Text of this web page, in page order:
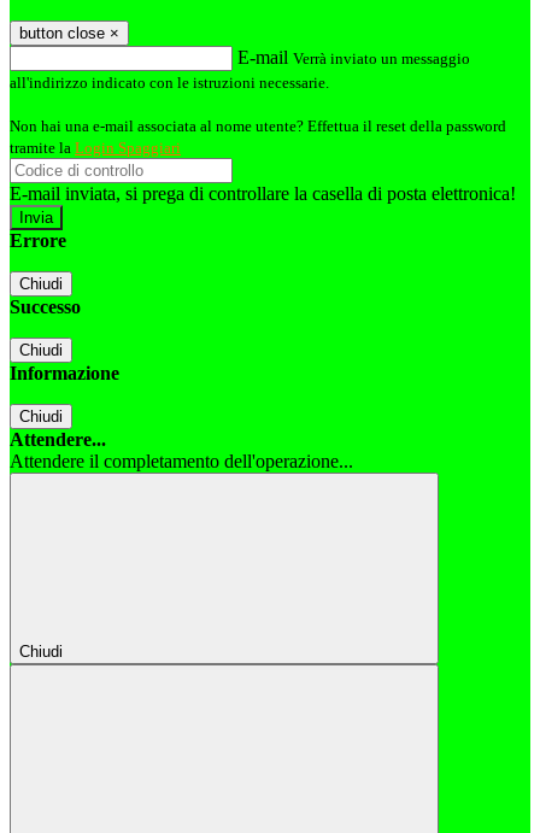
button close ×
E-mail Verrà inviato un messaggio
all'indirizzo indicato con le istruzioni necessarie.
Non hai una e-mail associata al nome utente? Effettua il reset della password
tramite la Login Spaggiari
E-mail inviata, si prega di controllare la casella di posta elettronica!
Errore
Chiudi
Successo
Chiudi
Informazione
Chiudi
Attendere...
Attendere il completamento dell'operazione...
Chiudi